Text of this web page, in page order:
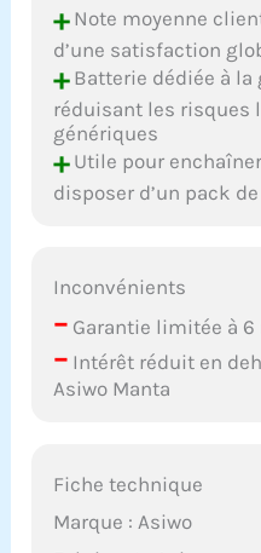
+Note moyenne
d’une satisfaction
+Batterie dédiée à la
réduisant les risques
génériques
+Utile pour
disposer d’un pack
Inconvénients
– Garantie limitée à 6
– Intérêt réduit en
Asiwo Manta
Fiche technique
Marque : Asiwo